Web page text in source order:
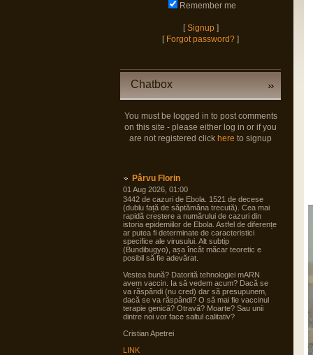
Remember me
[Signup]
[ Forgot password? ]
Chatbox
You must be logged in to post comments
on this site - please either log in or if you
are not registered click here to signup
Pârvu Florin
01 Aug 2026, 01:00
3442 de cazuri de Ebola. 1521 de decese
(dublu față de săptămâna trecută). Cea mai
rapidă creștere a numărului de cazuri din
istoria epidemiilor de Ebola. Astfel de diferențe
ar putea fi determinate de caracteristici
specifice ale virusului. Alt subtip
(Bundibugyo), așa încât măcar teoretic e
posibil să fie adevărat.
Vestea bună? Datorită tehnologiei mARN
avem vaccin. Ia să vedem acum? Dacă se
va răspândi (nu cred) dar să presupunem,
dacă se va răspândi? O să mai fie vaccinul
terapie genicā? Otravă? Moarte? Sau unii
dintre noi vor face saltul calitativ?
Cristian Apetrei
LINK